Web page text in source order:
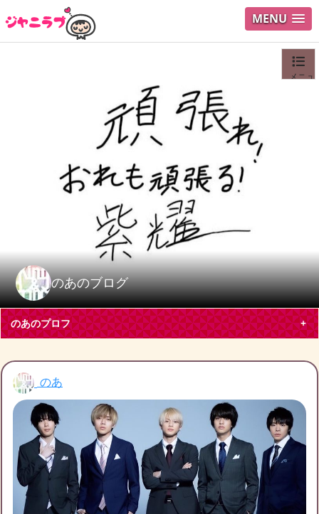
MENU
のあのブログ
メニュ
のあのプロフ
のあ
大阪府 その他50代
King & Prince
平野紫耀
大阪在住、キンプリティアラです。特に平野紫耀くん推しで
す。
ブログ投稿 432 27331
フォロー 5 フォロワー 8
のあ